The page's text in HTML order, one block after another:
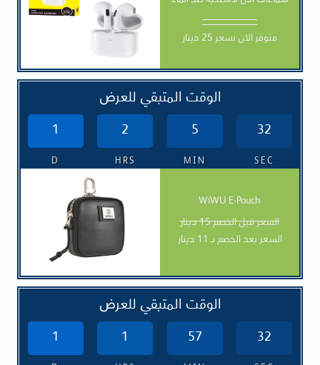
___________
متوفر الان بسعر 25 دينار
الوقت المتبقي للعرض
1 2 5 30
D HRS MIN SEC
WiWU E-Pouch
السعر قبل الخصم 15 دينار
السعر بعد الخصم بـ 11 دينار
الوقت المتبقي للعرض
1 1 57 30